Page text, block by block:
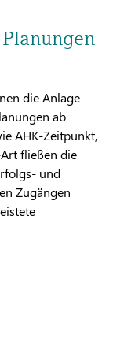
die Anlage
ab
AHK-Zeitpunkt,
fließen die
und
Zugängen